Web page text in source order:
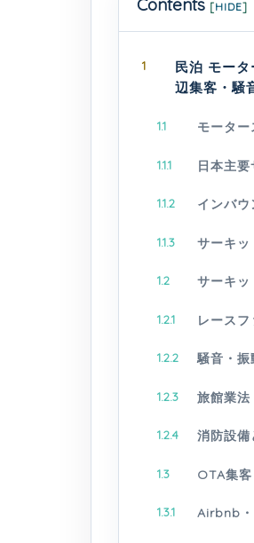
Contents [HIDE]
1
民泊 モー
辺集客・騒
1.1 モータ
1.1.1 日本主
1.1.2 インバ
1.1.3 サーキッ
1.2 サーキッ
1.2.1 レース
1.2.2 騒音・振
1.2.3 旅館業
1.2.4 消防設備
1.3 OTA集
1.3.1 Airbnb